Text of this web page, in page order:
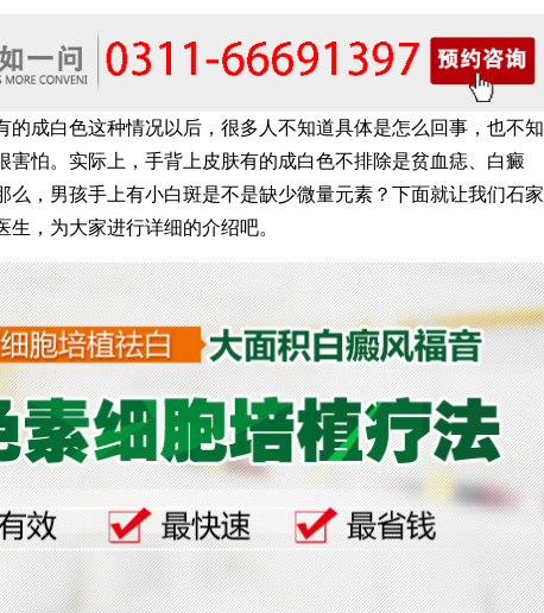
成白色这种情况以后，很多人不知道具体是怎么回事，也不知
害怕。实际上，手背上皮肤有的成白色不排除是贫血痣、白癜
么，男孩手上有小白斑是不是缺少微量元素？下面就让我们石家
生，为大家进行详细的介绍吧。